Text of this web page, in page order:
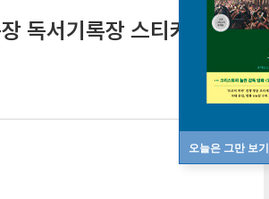
오늘은 그만 보기
독서기록장 스티커북 세트